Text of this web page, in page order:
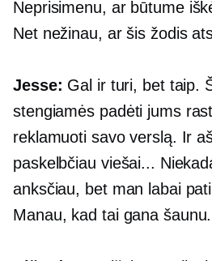
Neprisimenu, ar būtume
Net nežinau, ar šis žodis
Jesse: Gal ir turi, bet taip.
stengiamės padėti jums
reklamuoti savo verslą. Ir
paskelbčiau viešai...
anksčiau, bet man labai
Manau, kad tai gana šaunu.